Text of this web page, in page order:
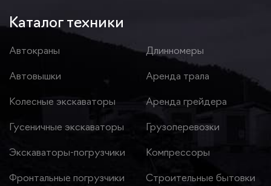
Каталог техники
Автокраны
Автовышки
Колесные экскаваторы
Гусеничные экскаваторы
Экскаваторы-погрузчики
Фронтальные погрузчики
Длинномеры
Аренда трала
Аренда грейдера
Грузоперевозки
Компрессоры
Строительные бытовки